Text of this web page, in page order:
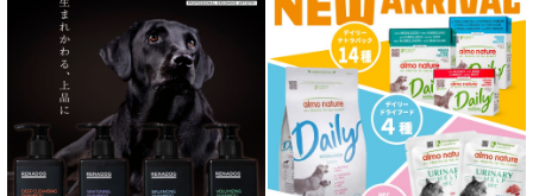
胃腸ケア対応 フード for DOG
口腔内・喉ケア対応商品 犬用
心臓ケア対応ドッグフード